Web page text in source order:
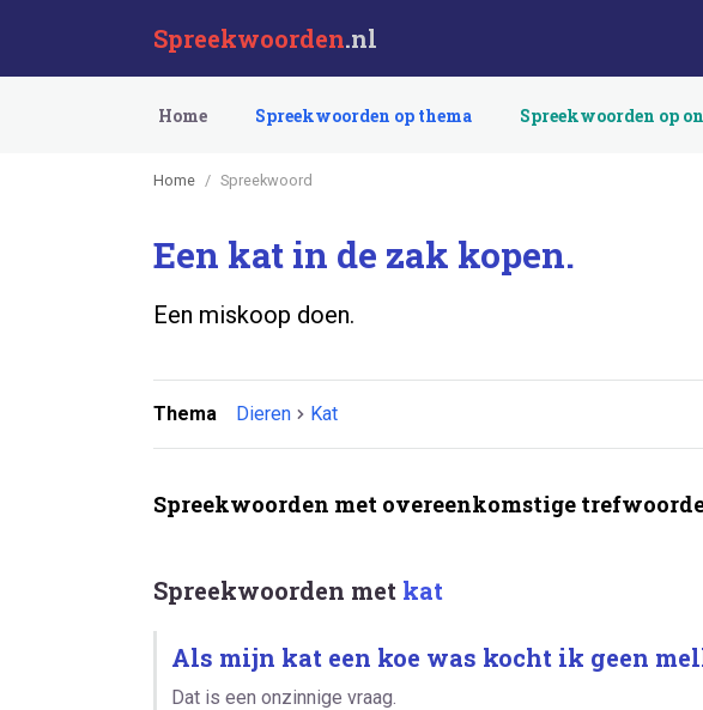
Spreekwoorden.nl
Home Spreekwoorden op thema Spreekwoorden op
Home Spreekwoord
Een kat in de zak kopen.
Een miskoop doen.
Thema Dieren Kat
Spreekwoorden met overeenkomstige
Spreekwoorden met kat
Als mijn kat een koe was kocht ik geen
Dat is een onzinnige vraag.